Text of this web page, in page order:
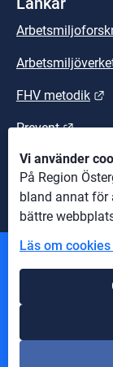
Vi använder
På Region
bland annat för
bättre
Läs om
FHV metodik
Prevent Länk
Suntarbetsliv
Andra
Information om
Om webbplatsen